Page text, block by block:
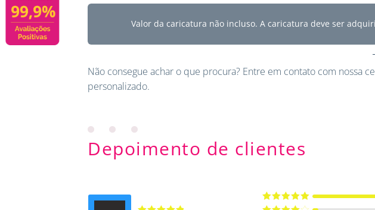
Valor da caricatura não incluso. A caricatura deve ser
Não consegue achar o que procura? Entre em contato com nossa
personalizado.
Depoimento de clientes
Avaliação5